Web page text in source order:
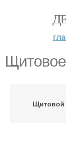
Щитовое